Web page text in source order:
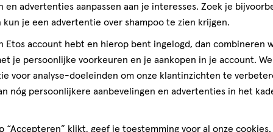
3
en advertenties aanpassen aan je interesses. Zoek je
kun je een advertentie over shampoo te zien krijgen.
Etos account hebt en hierop bent ingelogd, dan combineren
je persoonlijke voorkeuren en je aankopen in je account.
voor analyse-doeleinden om onze klantinzichten te
nóg persoonlijkere aanbevelingen en advertenties in het
“Accepteren” klikt, geef je toestemming voor al onze cookies.